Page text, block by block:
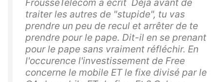
traiter les autres de "stupide", tu vas
prendre un peu de recul et arrêter de te
prendre pour le pape. Dit-il en se prenant
pour le pape sans vraiment réfléchir. En
l'occurence l'investissement de Free
concerne le mobile ET le fixe divisé par le